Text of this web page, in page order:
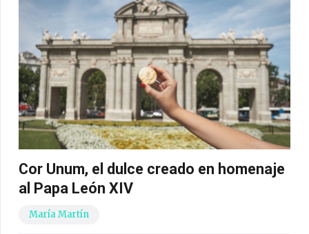
Cor Unum, el dulce creado en homenaje
al Papa León XIV
María Martín